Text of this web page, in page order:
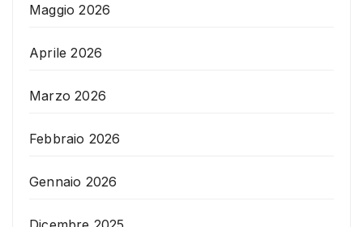
Maggio 2026
Aprile 2026
Marzo 2026
Febbraio 2026
Gennaio 2026